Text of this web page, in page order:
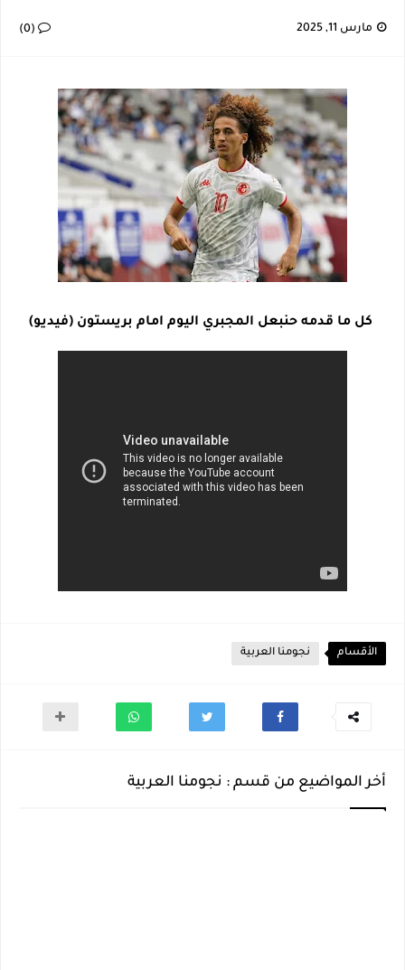
إصابة خطيرة لمحمد أمين بن عمر بعد اعتداء في سوسة والأمن يوقف أحد المعتدين
كأس إفريقيا U20: المغرب وتونس في مواجهة نارية لحسم التأهل.. توقيت المباراة والقناة الناقلة لها
الرابطة المحترفة الأولى: برنامج مباريات الجولة 29
مارس 11, 2025 (0)
كل ما قدمه حنبعل المجبري اليوم امام بريستون (فيديو)
الأقسام نجومنا العربية
أخر المواضيع من قسم : نجومنا العربية